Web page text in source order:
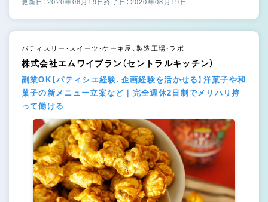
更新日：2020年08月19日終了日：2020年08月19日
パティスリー・スイーツ・ケーキ屋、製造工場・ラボ
株式会社エムワイプラン（セントラルキッチン）
副業OK【パティシエ経験、企画経験を活かせる】洋菓子や和
菓子の新メニュー立案など｜完全週休2日制でメリハリ持
って働ける